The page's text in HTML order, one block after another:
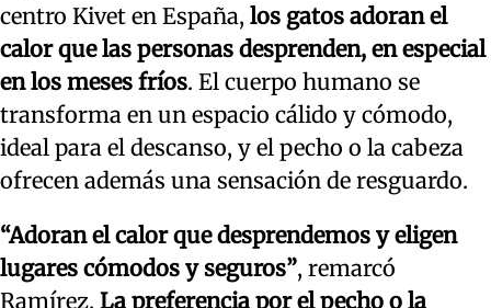
centro Kivet en España, los gatos adoran el
calor que las personas desprenden, en especial
en los meses fríos. El cuerpo humano se
transforma en un espacio cálido y cómodo,
ideal para el descanso, y el pecho o la cabeza
ofrecen además una sensación de resguardo.
“Adoran el calor que desprendemos y eligen
lugares cómodos y seguros”, remarcó
Ramírez. La preferencia por el pecho o la